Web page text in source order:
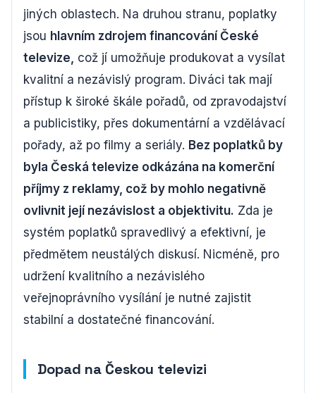
jiných oblastech. Na druhou stranu, poplatky
jsou hlavním zdrojem financování České
televize, což jí umožňuje produkovat a vysílat
kvalitní a nezávislý program. Diváci tak mají
přístup k široké škále pořadů, od zpravodajství
a publicistiky, přes dokumentární a vzdělávací
pořady, až po filmy a seriály. Bez poplatků by
byla Česká televize odkázána na komerční
příjmy z reklamy, což by mohlo negativně
ovlivnit její nezávislost a objektivitu. Zda je
systém poplatků spravedlivý a efektivní, je
předmětem neustálých diskusí. Nicméně, pro
udržení kvalitního a nezávislého
veřejnoprávního vysílání je nutné zajistit
stabilní a dostatečné financování.
Dopad na Českou televizi